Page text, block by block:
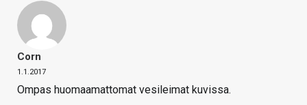
Corn
1.1.2017
Ompas huomaamattomat vesileimat kuvissa.